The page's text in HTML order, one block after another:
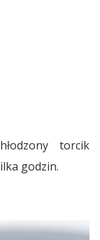
torcik
godzin.